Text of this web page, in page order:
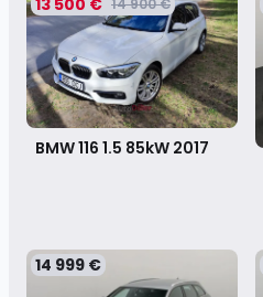
13 500 € 14 900 €
BMW 116 1.5 85kW 2017
14 999 €